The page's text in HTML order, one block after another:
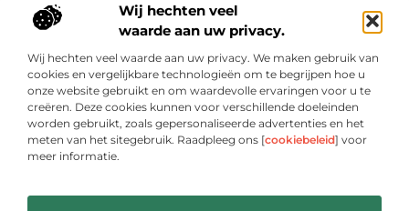
Wij hechten veel
waarde aan uw privacy.
Wij hechten veel waarde aan uw privacy. We maken gebruik van
cookies en vergelijkbare technologieën om te begrijpen hoe u
onze website gebruikt en om waardevolle ervaringen voor u te
creëren. Deze cookies kunnen voor verschillende doeleinden
worden gebruikt, zoals gepersonaliseerde advertenties en het
meten van het sitegebruik. Raadpleeg ons [cookiebeleid] voor
meer informatie.
boeiende verhalen over het dagelijks leven.
Onze informatie